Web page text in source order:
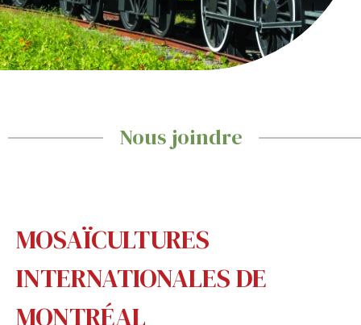
Nous joindre
MOSAÏCULTURES
INTERNATIONALES DE
MONTRÉAL